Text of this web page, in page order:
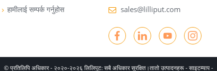
हामीलाई सम्पर्क गर्नुहोस
sales@lilliput.com
© प्रतिलिपि अधिकार - २०२०-२०२६ लिलिपुट: सबै अधिकार सुरक्षित।तातो उत्पादनहरू-साइटम्याप-